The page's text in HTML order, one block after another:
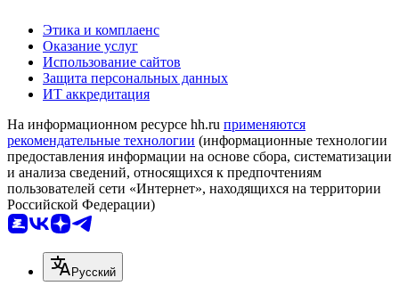
Этика и комплаенс
Оказание услуг
Использование сайтов
Защита персональных данных
ИТ аккредитация
На информационном ресурсе hh.ru применяются
рекомендательные технологии (информационные технологии
предоставления информации на основе сбора, систематизации
и анализа сведений, относящихся к предпочтениям
пользователей сети «Интернет», находящихся на территории
Российской Федерации)
Русский